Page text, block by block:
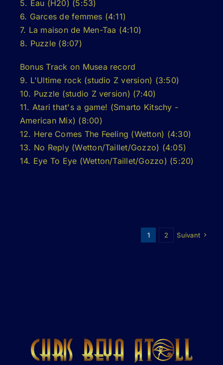
5. Eau (H20) (5:53)
6. Garces de femmes (4:11)
7. La maison de Men-Taa (4:10)
8. Puzzle (8:07)
Bonus Track on Musea record
9. L'Ultime rock (studio Z version) (3:50)
10. Puzzle (studio Z version) (7:40)
11. Atari that's a game! (Smarto Kitschy -
American Mix) (8:00)
12. Here Comes The Feeling (Wetton) (4:30)
13. No Reply (Wetton/Taillet/Gozzo) (4:05)
14. Eye To Eye (Wetton/Taillet/Gozzo) (5:20)
1 2 Suivant